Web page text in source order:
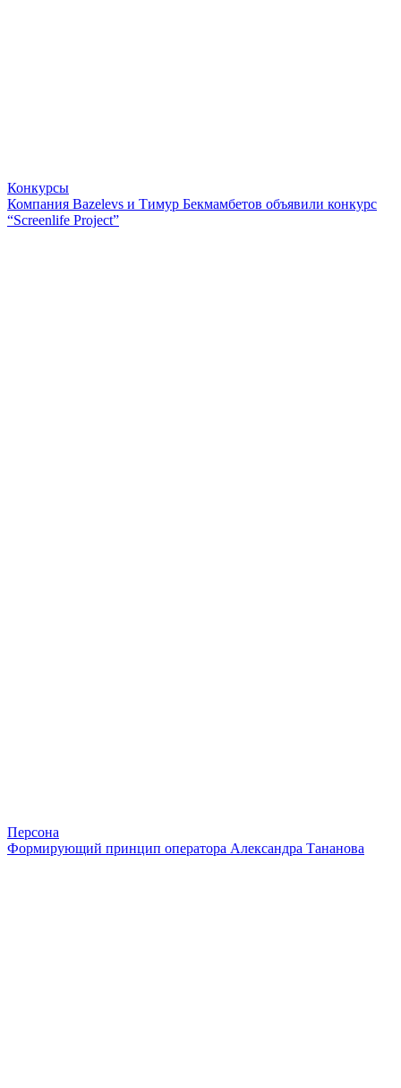
Конкурсы
Компания Bazelevs и Тимур Бекмамбетов объявили конкурс
“Screenlife Project”
Персона
Формирующий принцип оператора Александра Тананова